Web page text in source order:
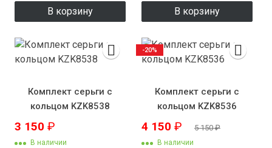
В корзину В корзину
Комплект серьги с
кольцом KZK8538
3 150 ₽
В наличии
Комплект серьги с
кольцом KZK8536
4 150 ₽ 5 150₽
В наличии
-20%